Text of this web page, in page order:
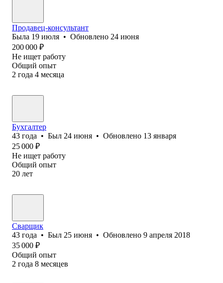
Продавец-консультант
Была 19 июля • Обновлено 24 июня
200 000 ₽
Не ищет работу
Общий опыт
2 года 4 месяца
Бухгалтер
43 года • Был 24 июня • Обновлено 13 января
25 000 ₽
Не ищет работу
Общий опыт
20 лет
Сварщик
43 года • Был 25 июня • Обновлено 9 апреля 2018
35 000 ₽
Общий опыт
2 года 8 месяцев